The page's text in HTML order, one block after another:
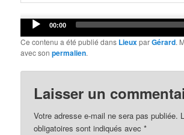
Audio
Player
00:00
Ce contenu a été publié dans LieuxparGérard.
avec sonpermalien.
Laisser un
Votre adresse e-mail ne sera pas publiée.
obligatoires sont indiqués avec*